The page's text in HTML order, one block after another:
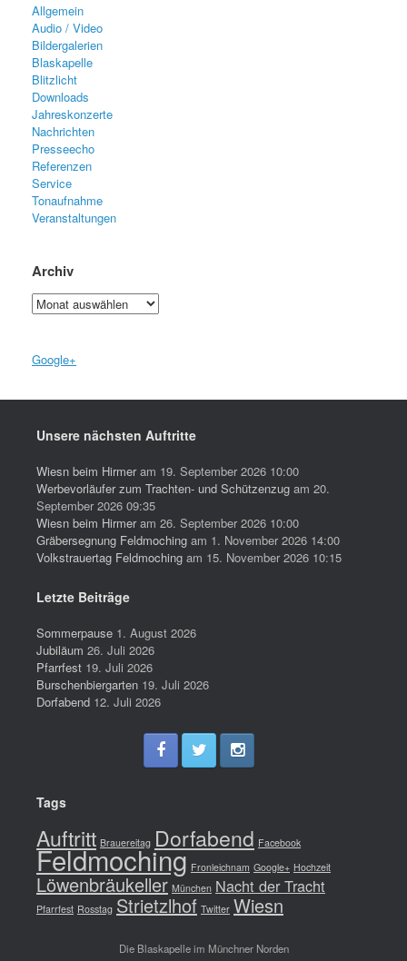
Allgemein
Audio / Video
Bildergalerien
Blaskapelle
Blitzlicht
Downloads
Jahreskonzerte
Nachrichten
Presseecho
Referenzen
Service
Tonaufnahme
Veranstaltungen
Archiv
Archiv
Google+
Unsere nächsten Auftritte
Wiesn beim Hirmeram 19. September 2026 10:00
Werbevorläufer zum Trachten- und Schützenzug am 20.
September 2026 09:35
Wiesn beim Hirmeram 26. September 2026 10:00
Gräbersegnung Feldmoching am 1. November 2026 14:00
Volkstrauertag Feldmoching am 15. November 2026 10:15
Letzte Beiträge
Sommerpause 1. August 2026
Jubiläum 26. Juli 2026
Pfarrfest 19. Juli 2026
Burschenbiergarten 19. Juli 2026
Dorfabend 12. Juli 2026
Tags
Auftritt Brauereitag Dorfabend Facebook
Feldmoching Fronleichnam Google+ Hochzeit
Löwenbräukeller München Nacht der Tracht
Pfarrfest Rosstag Strietzlhof Twitter Wiesn
Die Blaskapelle im Münchner Norden